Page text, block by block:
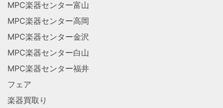
MPC楽器センター富山
MPC楽器センター高岡
MPC楽器センター金沢
MPC楽器センター白山
MPC楽器センター福井
フェア
楽器買取り